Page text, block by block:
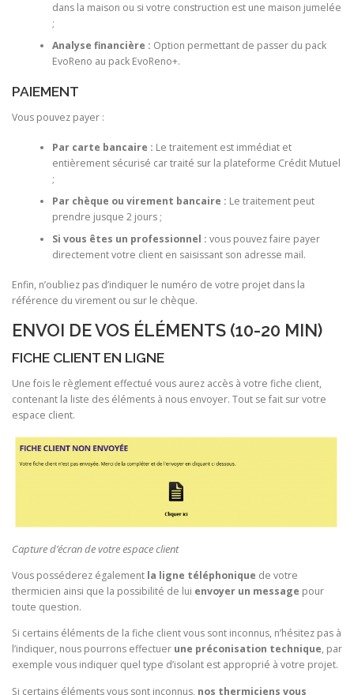
dans la maison ou si votre construction est une maison jumelée
;
Analyse financière : Option permettant de passer du pack
EvoReno au pack EvoReno+.
PAIEMENT
Vous pouvez payer :
Par carte bancaire : Le traitement est immédiat et
entièrement sécurisé car traité sur la plateforme Crédit Mutuel
;
Par chèque ou virement bancaire : Le traitement peut
prendre jusque 2 jours ;
Si vous êtes un professionnel : vous pouvez faire payer
directement votre client en saisissant son adresse mail.
Enfin, n’oubliez pas d’indiquer le numéro de votre projet dans la
référence du virement ou sur le chèque.
ENVOI DE VOS ÉLÉMENTS (10-20 MIN)
FICHE CLIENT EN LIGNE
Une fois le règlement effectué vous aurez accès à votre fiche client,
contenant la liste des éléments à nous envoyer. Tout se fait sur votre
espace client.
Capture d’écran de votre espace client
Vous posséderez également la ligne téléphonique de votre
thermicien ainsi que la possibilité de lui envoyer un message pour
toute question.
Si certains éléments de la fiche client vous sont inconnus, n’hésitez pas à
l’indiquer, nous pourrons effectuer une préconisation technique, par
exemple vous indiquer quel type d’isolant est approprié à votre projet.
Si certains éléments vous sont inconnus, nos thermiciens vous